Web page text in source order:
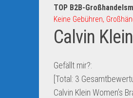
TOP B2B-
Keine Gebühren,
Calvin
Gefällt mir?:
[Total: 3
Calvin Klein Women’s